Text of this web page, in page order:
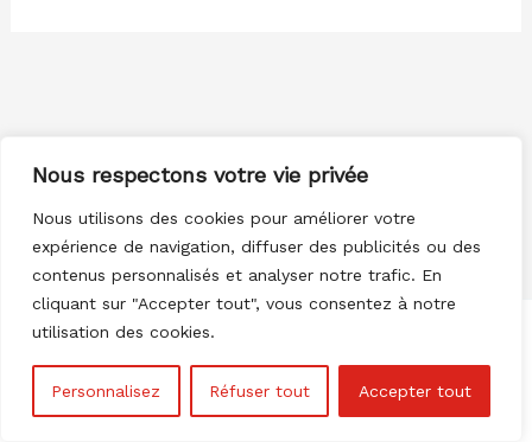
Nous respectons votre vie privée
Nous utilisons des cookies pour améliorer votre
expérience de navigation, diffuser des publicités ou des
contenus personnalisés et analyser notre trafic. En
cliquant sur "Accepter tout", vous consentez à notre
utilisation des cookies.
Personnalisez Réfuser tout Accepter tout